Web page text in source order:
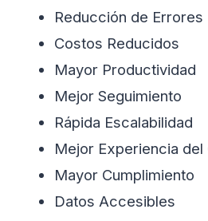
Reducción de Errores
Costos Reducidos
Mayor Productividad
Mejor Seguimiento
Rápida Escalabilidad
Mejor Experiencia del
Mayor Cumplimiento
Datos Accesibles